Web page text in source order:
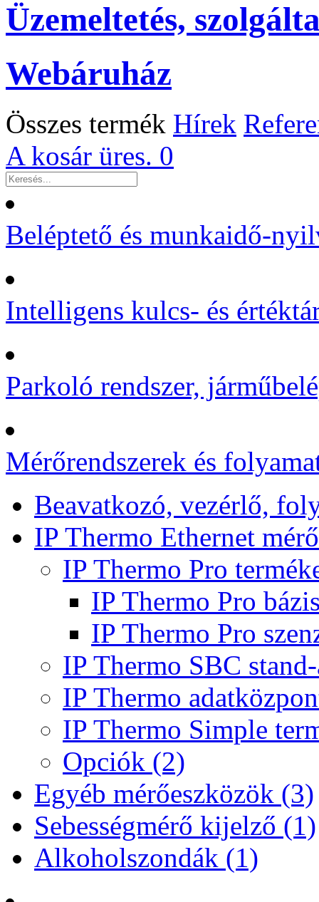
Üzemeltetés,
Webáruház
Összes termék Hírek
A kosár üres. 0
Beléptető és munkaidő-
Intelligens kulcs- és
Parkoló rendszer,
Mérőrendszerek és
Beavatkozó, vezérlő,
IP Thermo Ethernet
IP Thermo Pro
IP Thermo Pro
IP Thermo Pro
IP Thermo SBC
IP Thermo
IP Thermo Simple
Opciók (2)
Egyéb mérőeszközök (3)
Sebességmérő kijelző (1)
Alkoholszondák (1)